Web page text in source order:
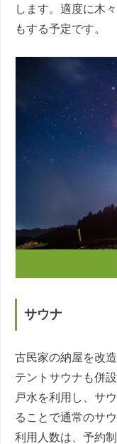
します。適度に木
もする予定です。
サウナ
古民家の納屋を改
テントサウナも併
戸水を利用し、サ
ることで通常のサ
利用人数は、予約